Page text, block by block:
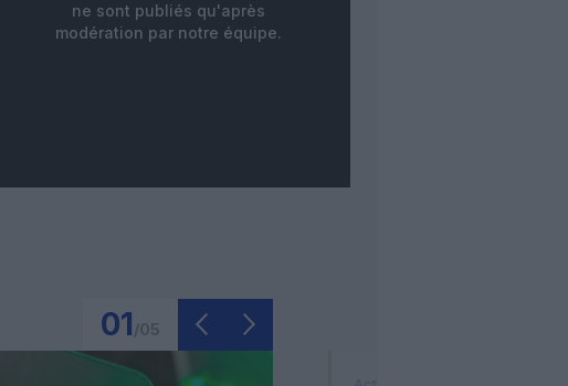
ne sont publiés qu'après
modération par notre équipe.
01